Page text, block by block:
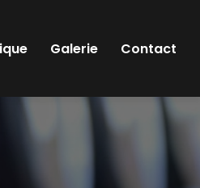
Galerie Contact